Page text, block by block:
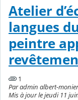
Atelier
langues
peintre
1
Par admin albert-
Mis à jour le jeudi 11